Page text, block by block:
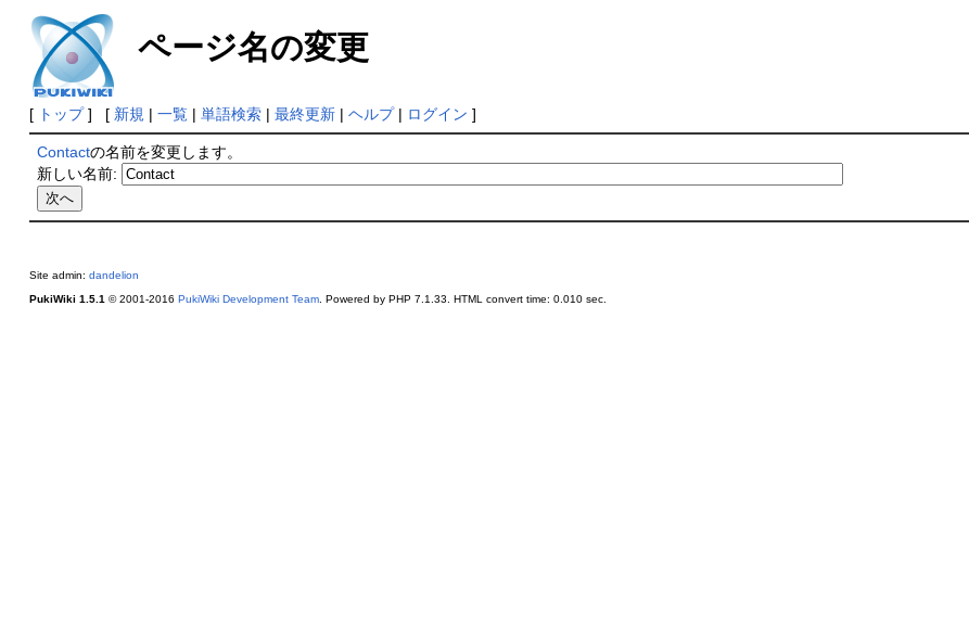
ページ名の変更
[ トップ] [ 新規 | 一覧| 単語検索| 最終更新| ヘルプ| ログイン ]
Contactの名前を変更します。
新しい名前:
Site admin: dandelion
PukiWiki 1.5.1 © 2001-2016 PukiWiki Development Team. Powered by PHP 7.1.33. HTML convert time: 0.010 sec.